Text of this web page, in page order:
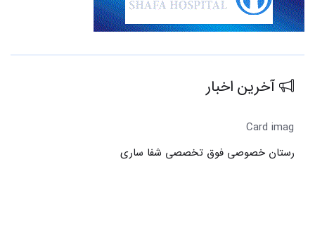
آخرین اخبار
بیمارستان خصوصی فوق تخصصی شفا ساری